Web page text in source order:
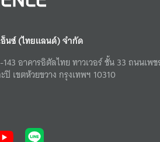
นซ์ (ไทยแลนด์) จำกัด
อาคารอิตัลไทย ทาวเวอร์ ชั้น 33 ถนนเพ
ปิ เขตห้วยขวาง กรุงเทพฯ 10310